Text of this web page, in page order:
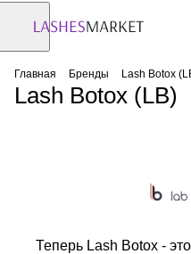
Главная Бренды Lash Botox
Lash Botox (LB)
Теперь Lash Botox -